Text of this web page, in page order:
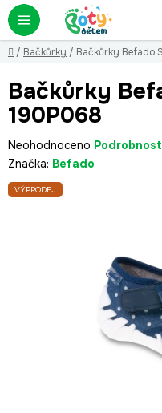
Přejít
na
obsah
Domů
/ Bačkůrky / Bačkůrky Befado
Bačkůrky
190P068
Průměrné
hodnocení
produktu
je
Neohodnoceno
Značka: Befado
VÝPRODEJ